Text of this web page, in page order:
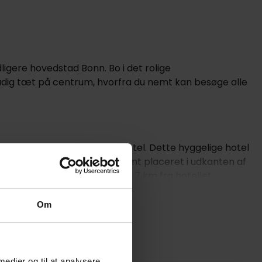
Om
hovedstad Bonn. Bo i det rolige
tæt på centrum, hvorfra du nemt kan besøge alle
Tante ALMA's Bonner Hotel. Dette hyggelige hotel
hotellet ganske bekvemt placeret i udkanten af
- blot en gåtur på 1,7 km fra hotellet.
fremme ved Poppelsdorfer Slottet og på kun 5
i hotellets opholdsstue og genopleve dagen,
straks føle dig godt tilpas. Tante Alma's
Det er også muligt at bestille værelser i